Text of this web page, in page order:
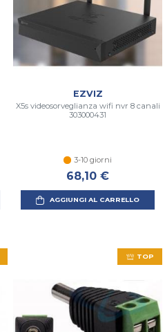
EZVIZ
X5s videosorveglianza wifi nvr 8 canali
303000431
3-10 giorni
68,10 €
AGGIUNGI AL CARRELLO
TOP